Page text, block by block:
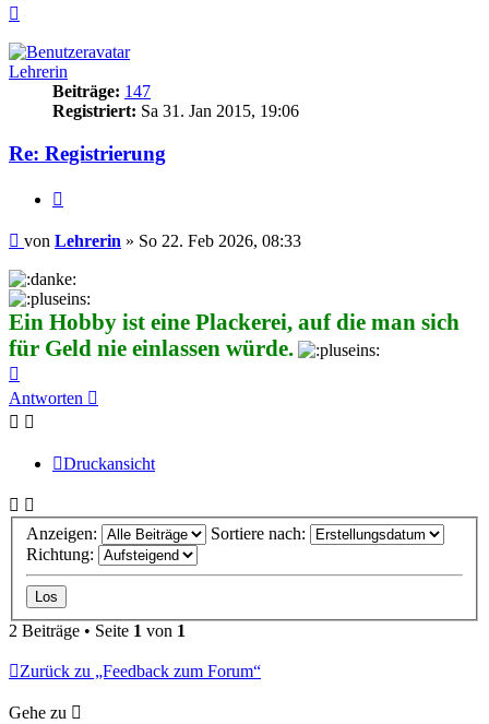
Lehrerin
Beiträge: 147
Registriert: Sa 31. Jan 2015, 19:06
Re: Registrierung
Beitrag
von Lehrerin » So 22. Feb 2026, 08:33
Ein Hobby ist eine Plackerei, auf die man sich
für Geld nie einlassen würde.
oben
Antworten
Druckansicht
Anzeigen:
Sortiere nach:
Richtung:
2 Beiträge • Seite 1 von 1
Zurück zu „Feedback zum Forum“
Gehe zu